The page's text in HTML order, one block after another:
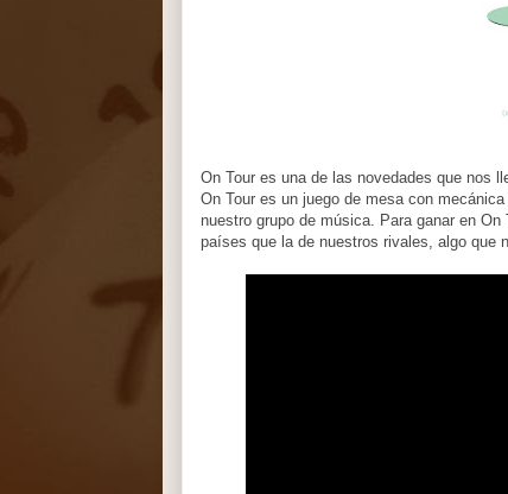
On Tour es una de las novedades que nos
On Tour es un juego de mesa con
nuestro grupo de música. Para ganar en
países que la de nuestros rivales, algo que